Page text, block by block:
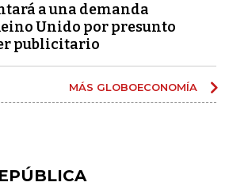
a una demanda
Unido por presunto
publicitario
MÁS GLOBOECONOMÍA